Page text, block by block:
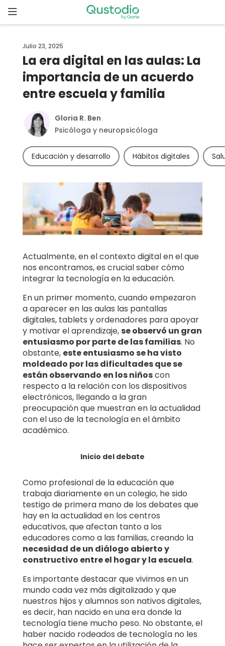
to
content
Comenzar
¿Por qué
Qustodio?
Funcionalidades
Precios
Historias
Centro de
aprendizaje
Asistencia
Acceso Crear cuenta
Julio 23, 2025
La era digital en las aulas: La
importancia de un acuerdo
entre escuela y familia
Gloria R. Ben
Psicóloga y neuropsicóloga
Educación y desarrollo Hábitos digitales
Actualmente, en el contexto digital en el que
nos encontramos, es crucial saber cómo
integrar la tecnología en la educación.
En un primer momento, cuando empezaron
a aparecer en las aulas las pantallas
digitales, tablets y ordenadores para apoyar
y motivar el aprendizaje, se observó un gran
entusiasmo por parte de las familias. No
obstante, este entusiasmo se ha visto
moldeado por las dificultades que se
están observando en los niñoscon
respecto a la relación con los dispositivos
electrónicos, llegando a la gran
preocupación que muestran en la actualidad
con el uso de la tecnología en el ámbito
académico.
Inicio del debate
Como profesional de la educación que
trabaja diariamente en un colegio, he sido
testigo de primera mano de los debates que
hay en la actualidad en los centros
educativos, que afectan tanto a los
educadores como a las familias, creando la
necesidad de un diálogo abierto y
constructivo entre el hogar y la escuela.
Es importante destacar que vivimos en un
mundo cada vez más digitalizado y que
nuestros hijos y alumnos son nativos digitales,
es decir, han nacido en una era donde la
tecnología tiene mucho peso. No obstante, el
haber nacido rodeados de tecnología no les